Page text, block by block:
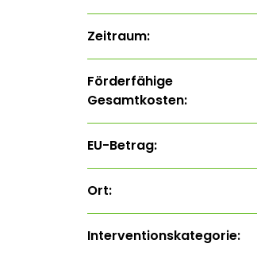
Zeitraum:
Förderfähige
Gesamtkosten:
EU-Betrag:
Ort:
Interventions­kategorie: